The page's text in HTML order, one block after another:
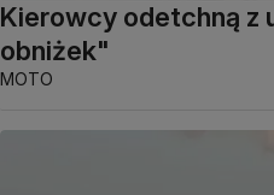
Kierowcy odetchną z
obniżek"
MOTO